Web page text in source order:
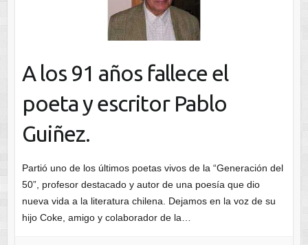
A los 91 años fallece el
poeta y escritor Pablo
Guiñez.
Partió uno de los últimos poetas vivos de la “Generación del
50”, profesor destacado y autor de una poesía que dio
nueva vida a la literatura chilena. Dejamos en la voz de su
hijo Coke, amigo y colaborador de la…